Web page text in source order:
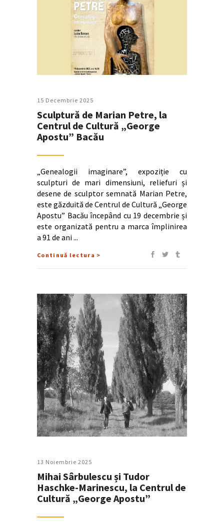
15 Decembrie 2025
Sculptură de Marian Petre, la
Centrul de Cultură „George
Apostu” Bacău
„Genealogii imaginare”, expoziție cu
sculpturi de mari dimensiuni, reliefuri și
desene de sculptor semnată Marian Petre,
este găzduită de Centrul de Cultură „George
Apostu” Bacău începând cu 19 decembrie și
este organizată pentru a marca împlinirea
a 91 de ani
Continuă lectura >
13 Noiembrie 2025
Mihai Sârbulescu și Tudor
Haschke-Marinescu, la Centrul de
Cultură „George Apostu”